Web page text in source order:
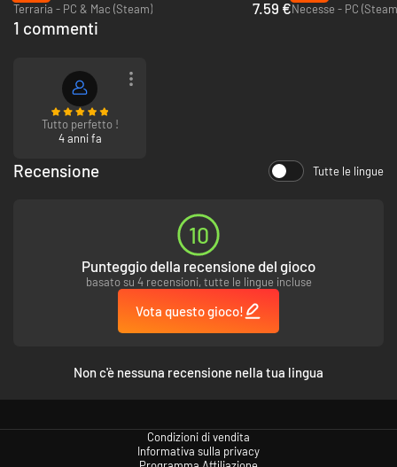
Terraria - PC & Mac (Steam)
7.59 €Necesse - PC
1 commenti
Tutto perfetto !
4 anni fa
Recensione Tutte le lingue
10
Punteggio della recensione del gioco
basato su 4 recensioni, tutte le lingue incluse
Vota questo gioco!
Non c'è nessuna recensione nella tua lingua
Condizioni di vendita
Informativa sulla privacy